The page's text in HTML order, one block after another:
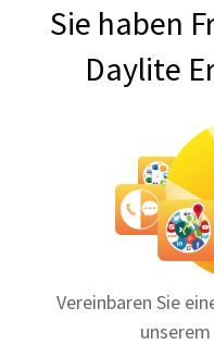
Sie haben
Daylite
Vereinbaren Sie